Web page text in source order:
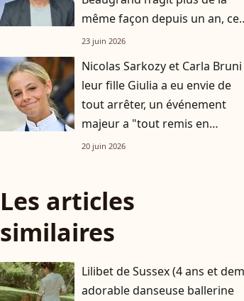
même façon depuis un an, cet
événement a tout changé
23 juin 2026
Nicolas Sarkozy et Carla Bruni
leur fille Giulia a eu envie de
tout arrêter, un événement
majeur a "tout remis en
question"
20 juin 2026
Les articles
similaires
Lilibet de Sussex (4 ans et
adorable danseuse ballerine